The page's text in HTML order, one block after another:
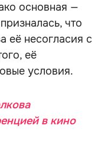
основная —
что
её несогласия с
её
условия.
в кино